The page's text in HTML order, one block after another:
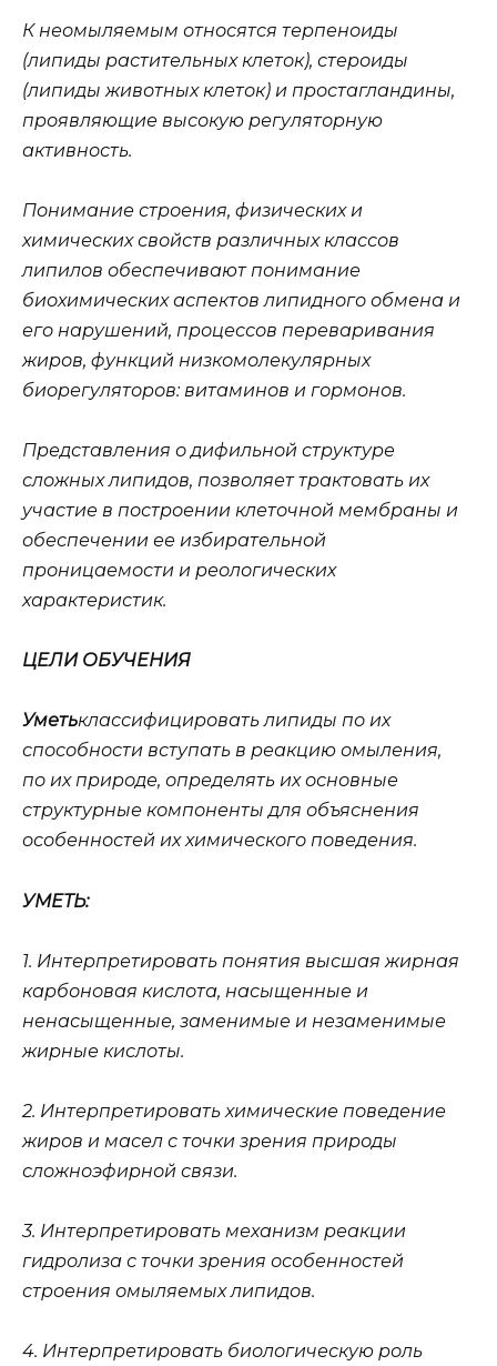
К неомыляемым относятся терпеноиды
(липиды растительных клеток), стероиды
(липиды животных клеток) и простагландины,
проявляющие высокую регуляторную
активность.
Понимание строения, физических и
химических свойств различных классов
липилов обеспечивают понимание
биохимических аспектов липидного обмена и
его нарушений, процессов переваривания
жиров, функций низкомолекулярных
биорегуляторов: витаминов и гормонов.
Представления о дифильной структуре
сложных липидов, позволяет трактовать их
участие в построении клеточной мембраны и
обеспечении ее избирательной
проницаемости и реологических
характеристик.
ЦЕЛИ ОБУЧЕНИЯ
Уметьклассифицировать липиды по их
способности вступать в реакцию омыления,
по их природе, определять их основные
структурные компоненты для объяснения
особенностей их химического поведения.
УМЕТЬ:
1. Интерпретировать понятия высшая жирная
карбоновая кислота, насыщенные и
ненасыщенные, заменимые и незаменимые
жирные кислоты.
2. Интерпретировать химические поведение
жиров и масел с точки зрения природы
сложноэфирной связи.
3. Интерпретировать механизм реакции
гидролиза с точки зрения особенностей
строения омыляемых липидов.
4. Интерпретировать биологическую роль